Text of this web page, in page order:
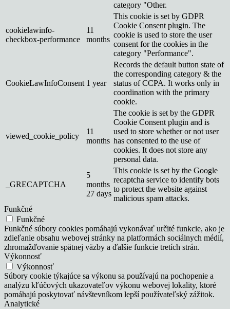
category "Other.
cookielawinfo-
checkbox-performance
11
months
This cookie is set by GDPR
Cookie Consent plugin. The
cookie is used to store the user
consent for the cookies in the
category "Performance".
CookieLawInfoConsent 1 year
Records the default button state of
the corresponding category & the
status of CCPA. It works only in
coordination with the primary
cookie.
viewed_cookie_policy
11
months
The cookie is set by the GDPR
Cookie Consent plugin and is
used to store whether or not user
has consented to the use of
cookies. It does not store any
personal data.
_GRECAPTCHA
5
months
27 days
This cookie is set by the Google
recaptcha service to identify bots
to protect the website against
malicious spam attacks.
Funkčné
Funkčné
Funkčné súbory cookies pomáhajú vykonávať určité funkcie, ako je
zdieľanie obsahu webovej stránky na platformách sociálnych médií,
zhromažďovanie spätnej väzby a ďalšie funkcie tretích strán.
Výkonnosť
Výkonnosť
Súbory cookie týkajúce sa výkonu sa používajú na pochopenie a
analýzu kľúčových ukazovateľov výkonu webovej lokality, ktoré
pomáhajú poskytovať návštevníkom lepší používateľský zážitok.
Analytické